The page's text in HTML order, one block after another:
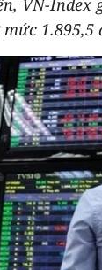
NGHỆ
VN-Index
1.895,5